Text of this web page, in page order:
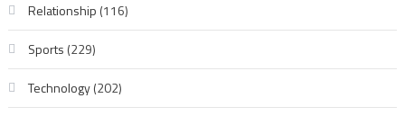
Relationship (116)
Sports (229)
Technology(202)